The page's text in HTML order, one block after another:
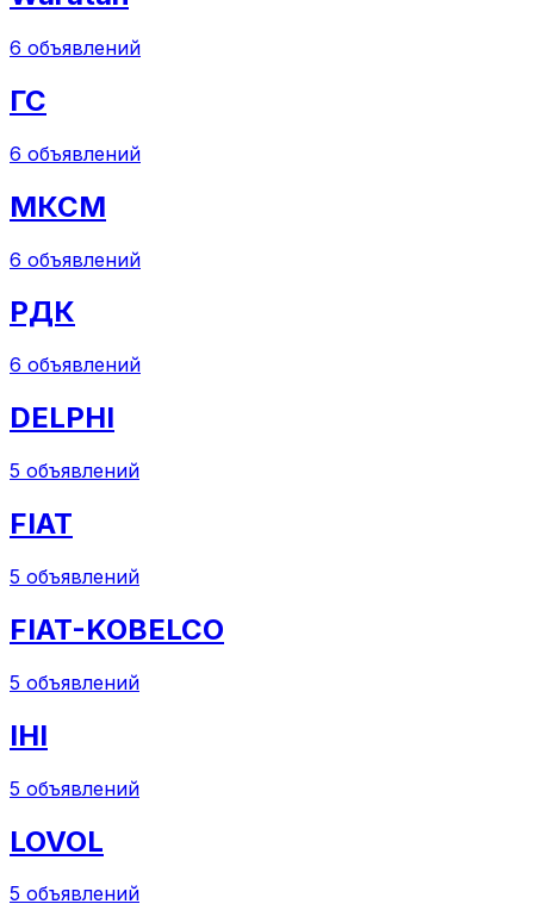
6 объявлений
ГС
6 объявлений
МКСМ
6 объявлений
РДК
6 объявлений
DELPHI
5 объявлений
FIAT
5 объявлений
FIAT-KOBELCO
5 объявлений
IHI
5 объявлений
LOVOL
5 объявлений